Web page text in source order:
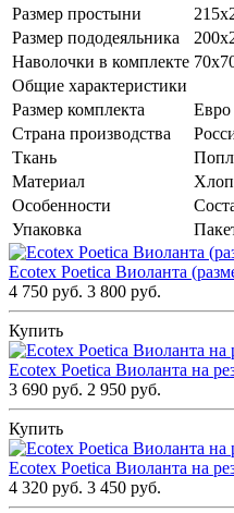
Размер простыни
Размер пододеяльника
Наволочки в комплекте
Общие характеристики
Размер комплекта
Евро
Страна производства
Ткань
Материал
Особенности
Упаковка
Ecotex Poetica Виоланта
4 750 руб. 3 800 руб.
Купить
Ecotex Poetica Виоланта на
3 690 руб. 2 950 руб.
Купить
Ecotex Poetica Виоланта на
4 320 руб. 3 450 руб.